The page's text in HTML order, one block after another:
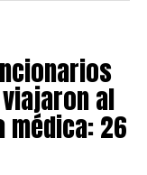
al
26